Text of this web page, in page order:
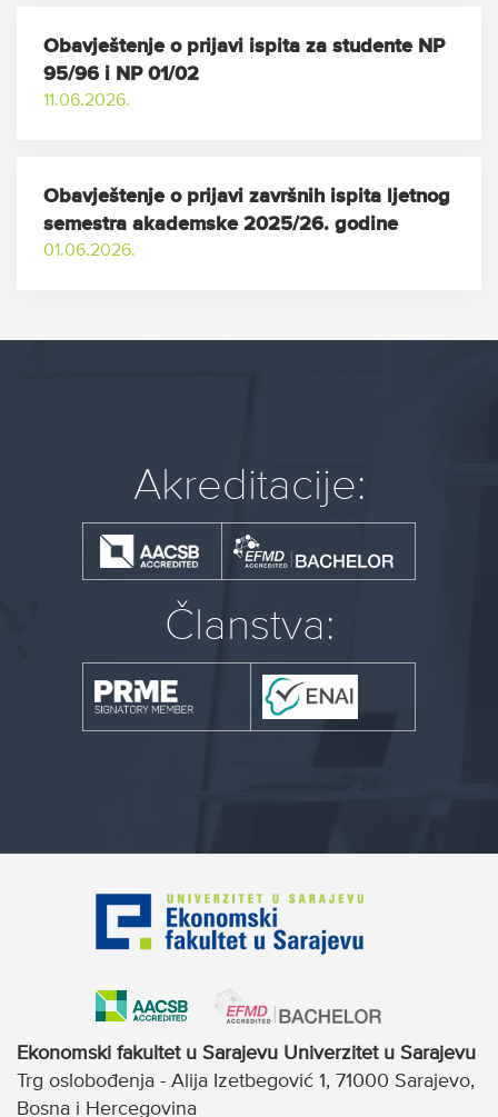
Obavještenje o prijavi ispita za studente NP
95/96 i NP 01/02
11.06.2026.
Obavještenje o prijavi završnih ispita ljetnog
semestra akademske 2025/26. godine
01.06.2026.
Akreditacije:
Članstva:
Ekonomski fakultet u Sarajevu Univerzitet u Sarajevu
Trg oslobođenja - Alija Izetbegović 1, 71000 Sarajevo,
Bosna i Hercegovina